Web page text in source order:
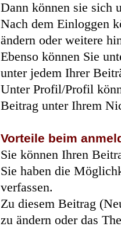
Dann können sie sich
Nach dem Einloggen
ändern oder weitere
Ebenso können Sie
unter jedem Ihrer
Unter Profil/Profil
Beitrag unter Ihrem
Vorteile beim
Sie können Ihren
Sie haben die
verfassen.
Zu diesem Beitrag
zu ändern oder das